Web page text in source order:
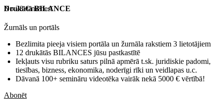
No 28 € mēnesī
Drukātā BILANCE
Žurnāls un portāls
Bezlimita pieeja visiem portāla un žurnāla rakstiem 3 lietotājiem
12 drukātās BILANCES jūsu pastkastītē
Iekļauts visu rubriku saturs pilnā apmērā t.sk. juridiskie padomi,
tiesības, bizness, ekonomika, noderīgi rīki un veidlapas u.c.
Dāvanā 100+ semināru videotēka vairāk nekā 5000 € vērtībā!
Abonēt